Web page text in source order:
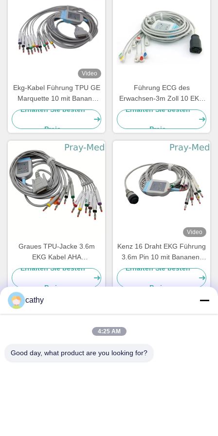
Video
Ekg-Kabel Führung TPU GE
Marquette 10 mit Banane
4,0 2029893-001
Erhalten Sie besten
Preis
Führung ECG des
Erwachsen-3m Zoll 10 EKG
schnürt 15 Pin For M And E
Erhalten Sie besten
Preis
Graues TPU-Jacke 3.6m
EKG Kabel AHA
Verbindungsstück DBs 15
Erhalten Sie besten
Preis
Video
Kenz 16 Draht EKG Führung
3.6m Pin 10 mit Bananen-
Ende 63050074 63050075
Erhalten Sie besten
Preis
Schnelle Kontaktaufnahme
Anschrift
cathy
4:25 AM
Good day, what product are you looking for?